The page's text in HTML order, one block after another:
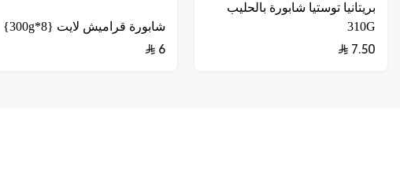
بريتانيا توستيا شابورة بالحليب
310G
7.50
شابورة قراميش لايت {8*300g}
6